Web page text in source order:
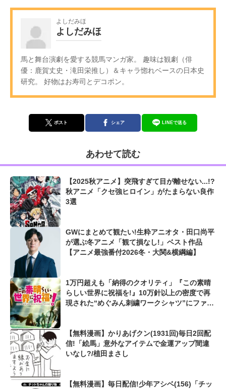
よしだみほ
よしだみほ
馬と舞台演劇を愛する競馬マンガ家。 趣味は観劇（俳
優：鹿賀丈史・滝田栄推し）＆キャラ惚れベースの日本史
研究。 好物はお寿司とデコポン。
ポスト シェア LINEで送る
あわせて読む
【2025秋アニメ】突飛すぎて目が離せない...!?
秋アニメ「クセ強ヒロイン」がたまらない良作
3選
GWにまとめて観たい!生粋アニオタ・田口尚平
が選ぶ冬アニメ「観て損なし!」ベスト作品
【アニメ最強番付2026冬・大関&横綱編】
1万円超えも「納得のクオリティ」『この素晴
らしい世界に祝福を!』10万針以上の密度で再
現された“めぐみん刺繍ワークシャツ”にファン
【無料漫画】かりあげクン(1931回)毎日2回配
信!「絵馬」意外なアイテムで金運アップ間違
いなし?/植田まさし
【無料漫画】毎日配信!少年アシベ(156)「チッ